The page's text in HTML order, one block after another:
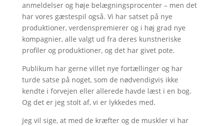
anmeldelser og høje belægningsprocenter – men det
har vores gæstespil også. Vi har satset på nye
produktioner, verdenspremierer og i høj grad nye
kompagnier, alle valgt ud fra deres kunstneriske
profiler og produktioner, og det har givet pote.
Publikum har gerne villet nye fortællinger og har
turde satse på noget, som de nødvendigvis ikke
kendte i forvejen eller allerede havde læst i en bog.
Og det er jeg stolt af, vi er lykkedes med.
Jeg vil sige, at med de kræfter og de muskler vi har